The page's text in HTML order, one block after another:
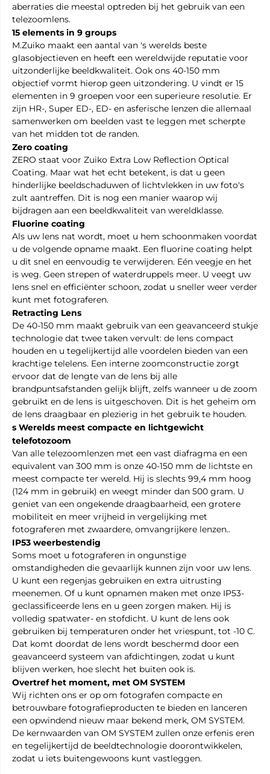
aberraties die meestal optreden bij het gebruik van een
telezoomlens.
15 elements in 9 groups
M.Zuiko maakt een aantal van 's werelds beste
glasobjectieven en heeft een wereldwijde reputatie voor
uitzonderlijke beeldkwaliteit. Ook ons 40-150 mm
objectief vormt hierop geen uitzondering. U vindt er 15
elementen in 9 groepen voor een superieure resolutie. Er
zijn HR-, Super ED-, ED- en asferische lenzen die allemaal
samenwerken om beelden vast te leggen met scherpte
van het midden tot de randen.
Zero coating
ZERO staat voor Zuiko Extra Low Reflection Optical
Coating. Maar wat het echt betekent, is dat u geen
hinderlijke beeldschaduwen of lichtvlekken in uw foto's
zult aantreffen. Dit is nog een manier waarop wij
bijdragen aan een beeldkwaliteit van wereldklasse.
Fluorine coating
Als uw lens nat wordt, moet u hem schoonmaken voordat
u de volgende opname maakt. Een fluorine coating helpt
u dit snel en eenvoudig te verwijderen. Eén veegje en het
is weg. Geen strepen of waterdruppels meer. U veegt uw
lens snel en efficiënter schoon, zodat u sneller weer verder
kunt met fotograferen.
Retracting Lens
De 40-150 mm maakt gebruik van een geavanceerd stukje
technologie dat twee taken vervult: de lens compact
houden en u tegelijkertijd alle voordelen bieden van een
krachtige telelens. Een interne zoomconstructie zorgt
ervoor dat de lengte van de lens bij alle
brandpuntsafstanden gelijk blijft, zelfs wanneer u de zoom
gebruikt en de lens is uitgeschoven. Dit is het geheim om
de lens draagbaar en plezierig in het gebruik te houden.
s Werelds meest compacte en lichtgewicht
telefotozoom
Van alle telezoomlenzen met een vast diafragma en een
equivalent van 300 mm is onze 40-150 mm de lichtste en
meest compacte ter wereld. Hij is slechts 99,4 mm hoog
(124 mm in gebruik) en weegt minder dan 500 gram. U
geniet van een ongekende draagbaarheid, een grotere
mobiliteit en meer vrijheid in vergelijking met
fotograferen met zwaardere, omvangrijkere lenzen..
IP53 weerbestendig
Soms moet u fotograferen in ongunstige
omstandigheden die gevaarlijk kunnen zijn voor uw lens.
U kunt een regenjas gebruiken en extra uitrusting
meenemen. Of u kunt opnamen maken met onze IP53-
geclassificeerde lens en u geen zorgen maken. Hij is
volledig spatwater- en stofdicht. U kunt de lens ook
gebruiken bij temperaturen onder het vriespunt, tot -10 C.
Dat komt doordat de lens wordt beschermd door een
geavanceerd systeem van afdichtingen, zodat u kunt
blijven werken, hoe slecht het buiten ook is.
Overtref het moment, met OM SYSTEM
Wij richten ons er op om fotografen compacte en
betrouwbare fotografieproducten te bieden en lanceren
een opwindend nieuw maar bekend merk, OM SYSTEM.
De kernwaarden van OM SYSTEM zullen onze erfenis eren
en tegelijkertijd de beeldtechnologie doorontwikkelen,
zodat u iets buitengewoons kunt vastleggen.